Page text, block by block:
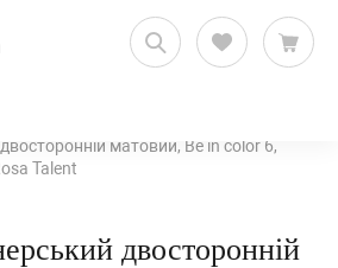
матовий, Be in color 6,
Talent
двосторонній